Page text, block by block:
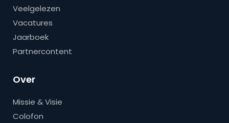
Veelgelezen
Vacatures
Jaarboek
Partnercontent
Over
Missie & Visie
Colofon